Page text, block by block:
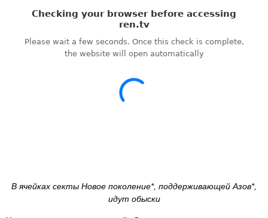
В ячейках секты Новое поколение*, поддерживающей Азов*,
идут обыски